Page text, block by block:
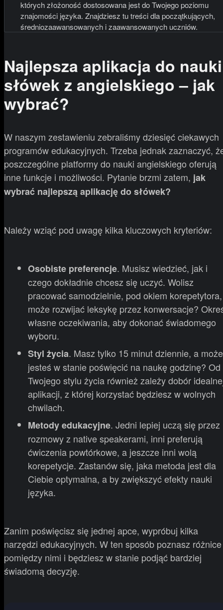
których złożoność dostosowana jest do Twojego poziomu
znajomości języka. Znajdziesz tu treści dla początkujących,
średniozaawansowanych i zaawansowanych uczniów.
Najlepsza aplikacja do nauki
słówek z angielskiego – jak
wybrać?
W naszym zestawieniu zebraliśmy dziesięć ciekawych
programów edukacyjnych. Trzeba jednak zaznaczyć,
poszczególne platformy do nauki angielskiego oferują
inne funkcje i możliwości. Pytanie brzmi zatem, jak
wybrać najlepszą aplikację do słówek?
Należy wziąć pod uwagę kilka kluczowych kryteriów:
Osobiste preferencje. Musisz wiedzieć, jak i
czego dokładnie chcesz się uczyć. Wolisz
pracować samodzielnie, pod okiem
może rozwijać leksykę przez konwersacje?
własne oczekiwania, aby dokonać świadomego
wyboru.
Styl życia. Masz tylko 15 minut dziennie, a może
jesteś w stanie poświęcić na naukę godzinę? Od
Twojego stylu życia również zależy dobór
aplikacji, z której korzystać będziesz w wolnych
chwilach.
Metody edukacyjne. Jedni lepiej uczą się przez
rozmowy z native speakerami, inni preferują
ćwiczenia powtórkowe, a jeszcze inni wolą
korepetycje. Zastanów się, jaka metoda jest dla
Ciebie optymalna, a by zwiększyć efekty nauki
języka.
Zanim poświęcisz się jednej apce, wypróbuj kilka
narzędzi edukacyjnych. W ten sposób poznasz różnice
pomiędzy nimi i będziesz w stanie podjąć bardziej
świadomą decyzję.